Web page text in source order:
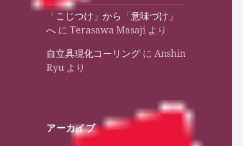
「こじつけ」から「意味づけ」
へ にTerasawa Masaji より
自立具現化コーリング にAnshin
Ryu より
アーカイブ